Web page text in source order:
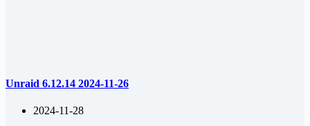
Unraid 6.12.14 2024-11-26
2024-11-28